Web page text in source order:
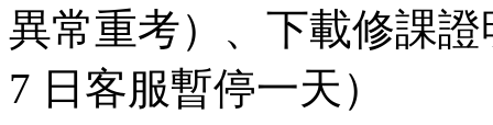
異常重考）、下載修課
7 日客服暫停一天）